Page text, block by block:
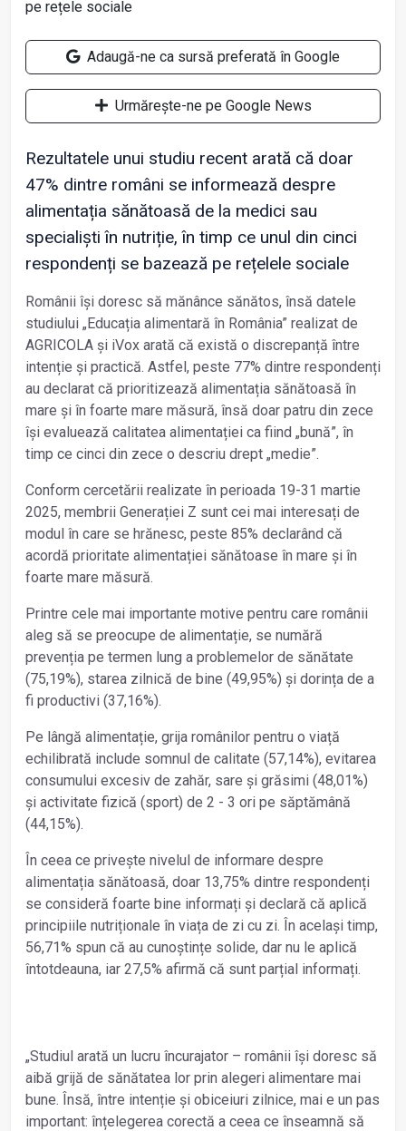
Adaugă-ne ca sursă preferată în Google
Urmărește-ne pe Google News
Rezultatele unui studiu recent arată că doar
47% dintre români se informează despre
alimentația sănătoasă de la medici sau
specialiști în nutriție, în timp ce unul din cinci
respondenți se bazează pe rețelele sociale
Românii își doresc să mănânce sănătos, însă datele
studiului „Educația alimentară în România” realizat de
AGRICOLA și iVox arată că există o discrepanță între
intenție și practică. Astfel, peste 77% dintre respondenți
au declarat că prioritizează alimentația sănătoasă în
mare și în foarte mare măsură, însă doar patru din zece
își evaluează calitatea alimentației ca fiind „bună”, în
timp ce cinci din zece o descriu drept „medie”.
Conform cercetării realizate în perioada 19-31 martie
2025, membrii Generației Z sunt cei mai interesați de
modul în care se hrănesc, peste 85% declarând că
acordă prioritate alimentației sănătoase în mare și în
foarte mare măsură.
Printre cele mai importante motive pentru care românii
aleg să se preocupe de alimentație, se numără
prevenția pe termen lung a problemelor de sănătate
(75,19%), starea zilnică de bine (49,95%) și dorința de a
fi productivi (37,16%).
Pe lângă alimentație, grija românilor pentru o viață
echilibrată include somnul de calitate (57,14%), evitarea
consumului excesiv de zahăr, sare și grăsimi (48,01%)
și activitate fizică (sport) de 2 - 3 ori pe săptămână
(44,15%).
În ceea ce privește nivelul de informare despre
alimentația sănătoasă, doar 13,75% dintre respondenți
se consideră foarte bine informați și declară că aplică
principiile nutriționale în viața de zi cu zi. În același timp,
56,71% spun că au cunoștințe solide, dar nu le aplică
întotdeauna, iar 27,5% afirmă că sunt parțial informați.
„Studiul arată un lucru încurajator – românii își doresc să
aibă grijă de sănătatea lor prin alegeri alimentare mai
bune. Însă, între intenție și obiceiuri zilnice, mai e un pas
important: înțelegerea corectă a ceea ce înseamnă să